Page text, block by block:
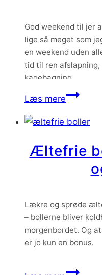
God weekend til jer
lige så meget som
en weekend uden
tid til ren
kagebagning.
Læs mere
solbær
Æltefrie
Lækre og sprøde
– bollerne bliver
morgenbordet. Og
er jo kun en bonus.
Æltefrie